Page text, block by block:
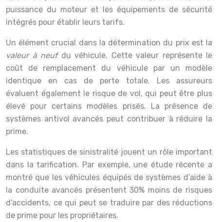
puissance du moteur et les équipements de sécurité
intégrés pour établir leurs tarifs.
Un élément crucial dans la détermination du prix est la
valeur à neuf du véhicule. Cette valeur représente le
coût de remplacement du véhicule par un modèle
identique en cas de perte totale. Les assureurs
évaluent également le risque de vol, qui peut être plus
élevé pour certains modèles prisés. La présence de
systèmes antivol avancés peut contribuer à réduire la
prime.
Les statistiques de sinistralité jouent un rôle important
dans la tarification. Par exemple, une étude récente a
montré que les véhicules équipés de systèmes d’aide à
la conduite avancés présentent 30% moins de risques
d’accidents, ce qui peut se traduire par des réductions
de prime pour les propriétaires.